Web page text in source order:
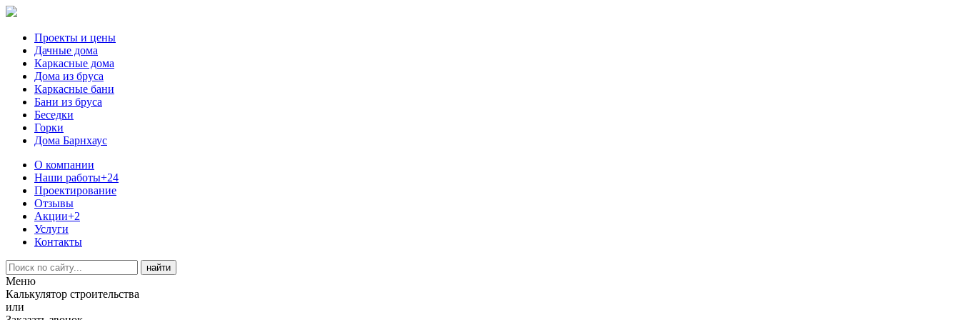
Проекты и цены
Дачные дома
Каркасные дома
Дома из бруса
Каркасные бани
Бани из бруса
Беседки
Горки
Дома Барнхаус
О компании
Наши работы+24
Проектирование
Отзывы
Акции+2
Услуги
Контакты
Меню
Калькулятор строительства
или